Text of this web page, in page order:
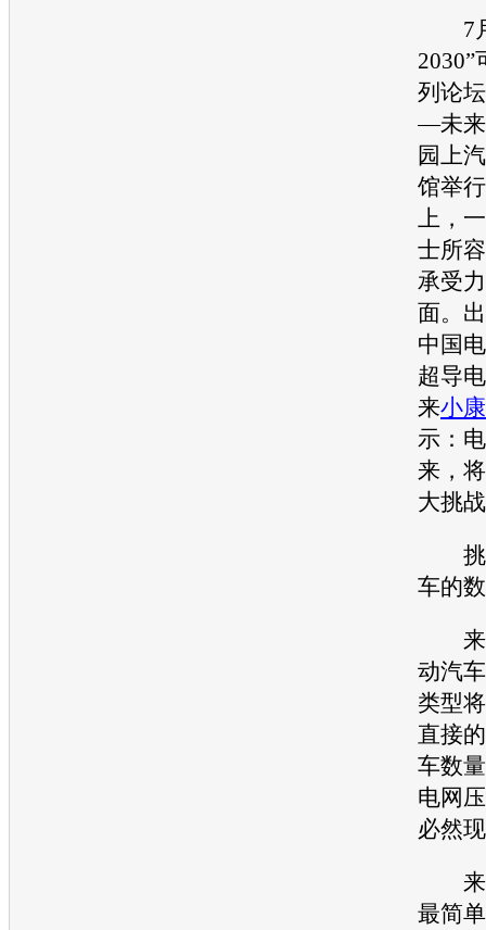
7月
2030”
列论
—未来
园上
馆举
上，
士所
承受
面。
中国
超导
来小康
示：
来，
大挑
挑
车的
来
动汽
类型
直接
车数
电网
必然
来
最简